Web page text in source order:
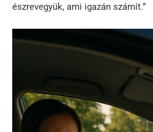
észrevegyük, ami igazán számít.”